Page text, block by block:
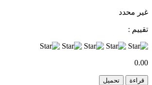
غير محدد
تقييم :
0.00
قراءة تحميل